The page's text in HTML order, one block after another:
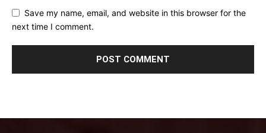
Save my name, email, and website in this browser for the
next time I comment.